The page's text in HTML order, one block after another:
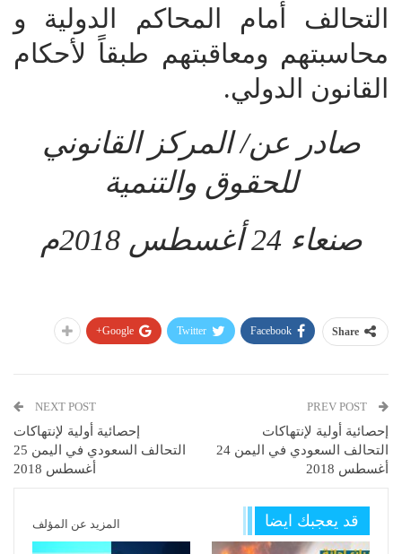
التحالف أمام المحاكم الدولية و
محاسبتهم ومعاقبتهم طبقاً لأحكام
القانون الدولي.
صادر عن/ المركز القانوني
للحقوق والتنمية
صنعاء 24 أغسطس 2018م
Share
Facebook
Twitter
Google+
إحصائية أولية لإنتهاكات
التحالف السعودي في اليمن 24
أغسطس 2018
NEXT POST
إحصائية أولية لإنتهاكات
التحالف السعودي في اليمن 25
أغسطس 2018
قد يعجبك ايضا المزيد عن المؤلف